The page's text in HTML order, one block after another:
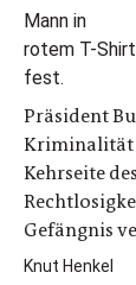
Präsident
Kriminalität
Kehrseite
Gefängnis
Knut Henkel